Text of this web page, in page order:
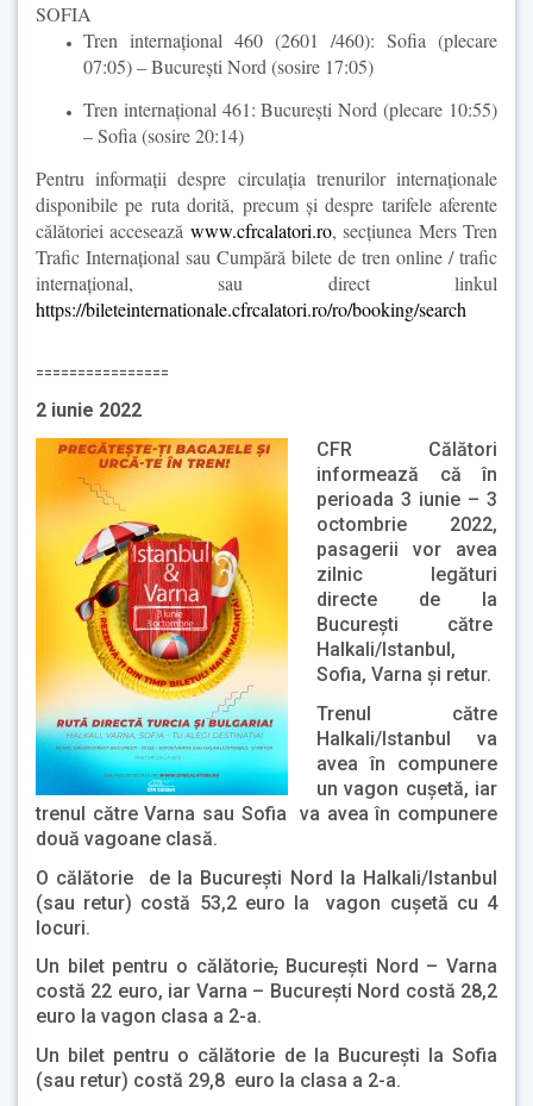
SOFIA
Tren internațional 460 (2601 /460): Sofia (plecare
07:05) – București Nord (sosire 17:05)
Tren internațional 461: București Nord (plecare 10:55)
– Sofia (sosire 20:14)
Pentru informații despre circulația trenurilor internaționale
disponibile pe ruta dorită, precum și despre tarifele aferente
călătoriei accesează www.cfrcalatori.ro, secțiunea Mers Tren
Trafic Internațional sau Cumpără bilete de tren online / trafic
internațional, sau direct linkul
https://bileteinternationale.cfrcalatori.ro/ro/booking/search
================
2 iunie 2022
CFR Călători
informează că în
perioada 3 iunie – 3
octombrie 2022,
pasagerii vor avea
zilnic legături
directe de la
București către
Halkali/Istanbul,
Sofia, Varna și retur.
Trenul către
Halkali/Istanbul va
avea în compunere
un vagon cușetă, iar
trenul către Varna sau Sofia va avea în compunere
două vagoane clasă.
O călătorie de la Bucureşti Nord la Halkali/Istanbul
(sau retur) costă 53,2 euro la vagon cușetă cu 4
locuri.
Un bilet pentru o călătorie,Bucureşti Nord – Varna
costă 22 euro, iar Varna – București Nord costă 28,2
euro la vagon clasa a 2-a.
Un bilet pentru o călătorie de la Bucureşti la Sofia
(sau retur) costă 29,8 euro la clasa a 2-a.